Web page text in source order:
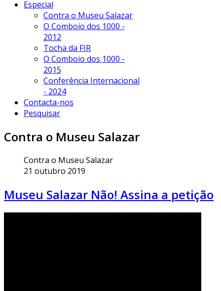
Especial
Contra o Museu Salazar
O Comboio dos 1000 -
2012
Tocha da FIR
O Comboio dos 1000 -
2015
Conferência Internacional
- 2024
Contacta-nos
Pesquisar
Contra o Museu Salazar
Contra o Museu Salazar
21 outubro 2019
Museu Salazar Não! Assina a petição